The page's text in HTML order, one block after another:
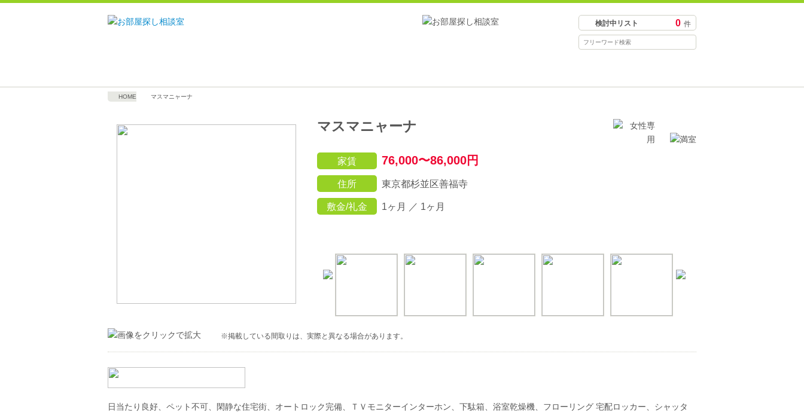
検討中リスト 0 件
HOME マスマニャーナ
マスマニャーナ
家賃 76,000〜86,000円
住所 東京都杉並区善福寺
敷金/礼金 1ヶ月 ／ 1ヶ月
※掲載している間取りは、実際と異なる場合があります。
日当たり良好、ペット不可、閑静な住宅街、オートロック完備、ＴＶモニターインターホン、下駄箱、浴室乾燥機、フローリング 宅配ロッカー、シャッタ